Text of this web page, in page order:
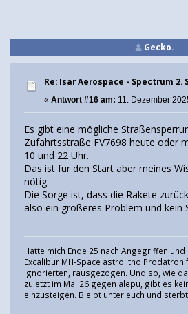
Gecko.
Re: Isar Aerospace - Spectrum 2.
« Antwort #16 am: 11. Dezember
Es gibt eine mögliche
Zufahrtsstraße FV7698 heute oder
10 und 22 Uhr.
Das ist für den Start aber meines
nötig.
Die Sorge ist, dass die Rakete
also ein größeres Problem und kein
Hatte mich Ende 25 nach Angegriffen
Excalibur MH-Space astrolitho
ignorierten, rausgezogen. Und so, wie
zuletzt im Mai 26 gegen alepu, gibt es
einzusteigen. Bleibt unter euch und